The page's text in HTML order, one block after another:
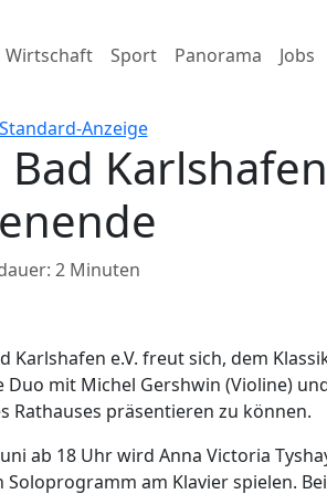
Wirtschaft Sport Panorama Jobs
2 Minuten
Karlshafen e.V. freut sich, dem
mit Michel Gershwin (Violine)
Rathauses präsentieren zu können.
ab 18 Uhr wird Anna Victoria
am Klavier spielen.